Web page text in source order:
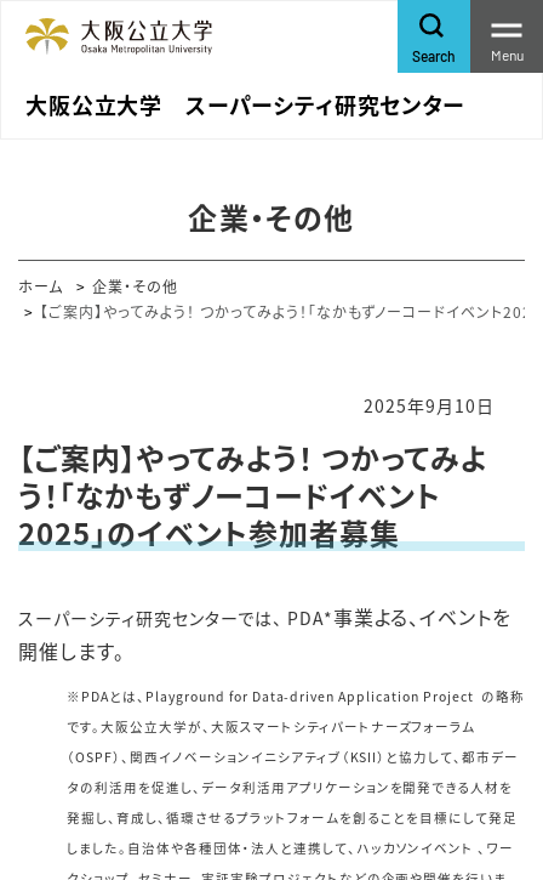
大阪公立大学 スーパーシティ研究センター
Search Menu
企業・その他
ホーム
企業・その他
【ご案内】やってみよう！ つかってみよう！「なかもずノーコードイベント
2025年9月10日
【ご案内】やってみよう！ つかってみよ
う！「なかもずノーコードイベント
2025」のイベント参加者募集
スーパーシティ研究センターでは、 PDA*事業よる、イベントを
開催します。
※PDAとは、Playground for Data-driven Application Project の略称
です。 大阪公立大学が、大阪スマートシティパートナーズフォーラム
（OSPF）、関西イノベーションイニシアティブ（KSII）と協力して、都市デー
タの利活用を促進し、データ利活用アプリケーションを開発できる人材を
発掘し、育成し、循環させるプラットフォームを創ることを目標にして発足
しました。 自治体や各種団体・法人と連携して、ハッカソンイベント 、ワー